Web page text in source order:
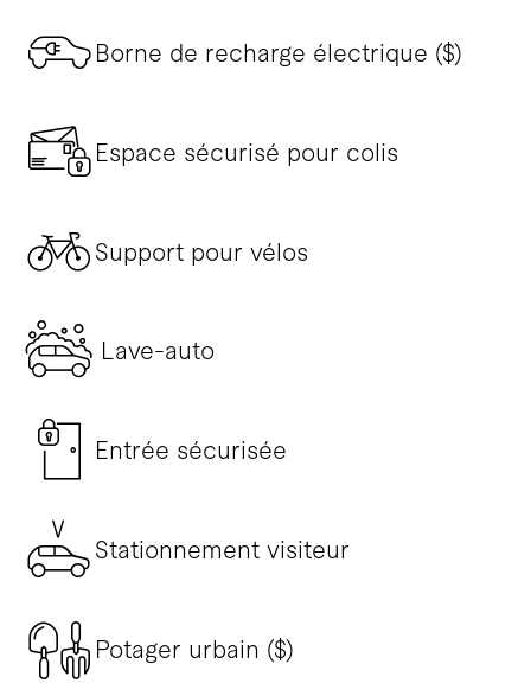
Borne de recharge électrique ($)
Espace sécurisé pour colis
Support pour vélos
Lave-auto
Entrée sécurisée
Stationnement visiteur
Potager urbain ($)